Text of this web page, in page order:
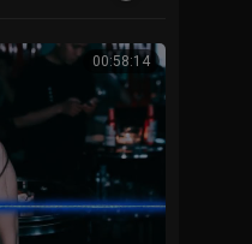
00:58:14